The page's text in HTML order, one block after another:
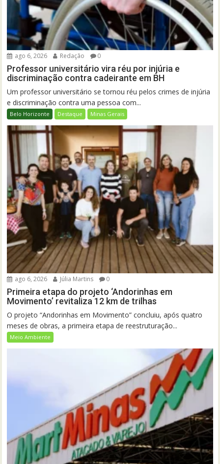
ago 6, 2026 Redação 0
Professor universitário vira réu por injúria e
discriminação contra cadeirante em BH
Um professor universitário se tornou réu pelos crimes de injúria
e discriminação contra uma pessoa com...
Belo Horizonte Destaque Minas Gerais
ago 6, 2026 Júlia Martins 0
Primeira etapa do projeto ‘Andorinhas em
Movimento’ revitaliza 12 km de trilhas
O projeto “Andorinhas em Movimento” concluiu, após quatro
meses de obras, a primeira etapa de reestruturação...
Meio Ambiente